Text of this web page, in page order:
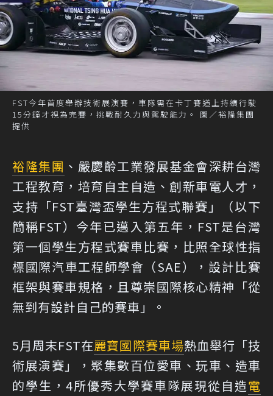
FST今年首度舉辦技術展演賽，車隊需在卡丁賽道上持續行駛
15分鐘才視為完賽，挑戰耐久力與駕駛能力。 圖／裕隆集團
提供
裕隆集團 、嚴慶齡工業發展基金會深耕台灣
工程教育，培育自主自造、創新車電人才，
支持「FST臺灣盃學生方程式聯賽」（以下
簡稱FST）今年已邁入第五年，FST是台灣
第一個學生方程式賽車比賽，比照全球性指
標國際汽車工程師學會（SAE），設計比賽
框架與賽車規格，且尊崇國際核心精神「從
無到有設計自己的賽車」。
5月周末FST在麗寶國際賽車場熱血舉行「技
術展演賽」，聚集數百位愛車、玩車、造車
的學生，4所優秀大學賽車隊展現從自造電